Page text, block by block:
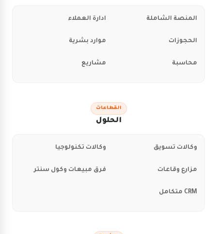
المنصة الشاملة ادارة العملاء
الحجوزات موارد بشرية
محاسبة مشاريع
القطاعات
الحلول
وكالات تسويق وكالات تكنولوجيا
مزارع وقاعات فرق مبيعات وكول سنتر
CRM متكامل